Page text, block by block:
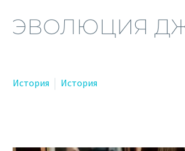
ЭВОЛЮЦИЯ
История История